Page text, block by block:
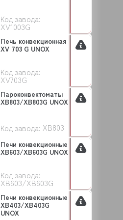
Код завода:
XV1003G
Код завода:
XV703G
Печь конвекционная
XV 703 G UNOX
Код завода: XB803
Пароконвектоматы
XB803/XB803G UNOX
Код завода:
XB603/XB603G
Печи конвекционные
XB603/XB603G UNOX
Печи конвекционные
XB403/XB403G
UNOX